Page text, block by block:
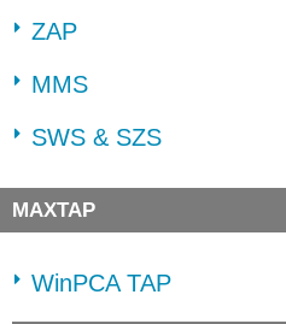
ZAP
MMS
SWS & SZS
MAXTAP
WinPCA TAP